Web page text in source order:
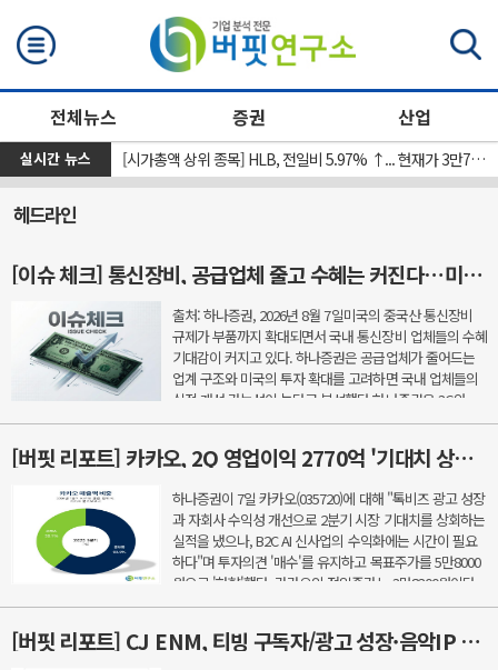
전체뉴스 증권 산업
실시간 뉴스
[신규 상장 종목] 레메디, 전일비 8.11%.% ↑... 현재가 1만530원 [시가총액 상위 종목] HLB, 전일비 5.97% ↑... 현재가 3만7300원
헤드라인
[이슈 체크] 통신장비, 공급업체 줄고 수혜는 커진다…미국 규제가 새 기회
출처: 하나증권, 2026년 8월 7일미국의 중국산 통신장비
규제가 부품까지 확대되면서 국내 통신장비 업체들의 수혜
기대감이 커지고 있다. 하나증권은 공급업체가 줄어드는
업계 구조와 미국의 투자 확대를 고려하면 국내 업체들의
실적 개선 가능성이 높다고 분석했다.하나증권은 3G와
LTE, 5G를 거치며 통신장비 업체 수는 줄어든 반면 선도 ...
[버핏 리포트] 카카오, 2Q 영업이익 2770억 '기대치 상회'…AI 수익화 시간 필요 - 하나
하나증권이 7일 카카오(035720)에 대해 "톡비즈 광고 성장
과 자회사 수익성 개선으로 2분기 시장 기대치를 상회하는
실적을 냈으나, B2C AI 신사업의 수익화에는 시간이 필요
하다"며 투자의견 '매수'를 유지하고 목표주가를 5만8000
원으로 '하향'했다. 카카오의 전일종가는 3만8300원이다.
이준호 하나증권 애널리스트는 2분기 호실적 요...
[버핏 리포트] CJ ENM, 티빙 구독자/광고 성장·음악IP 고성장·MLC 취급고 성장으로 2Q 실적 선방 – NH
검색